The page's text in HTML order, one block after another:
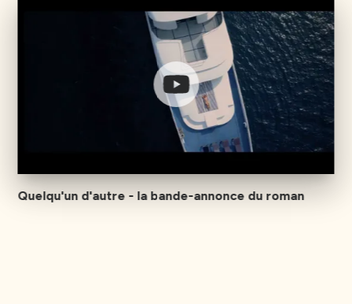
Quelqu'un d'autre - la bande-annonce du roman